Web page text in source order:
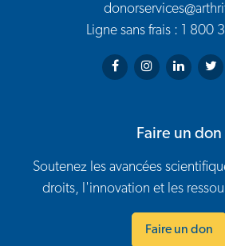
Ligne sans frais : 1 800
Arthritis Society on
Arthritis Society
Arthritis
Faire un don
Soutenez les avancées
droits, l'innovation et les
Faire un don